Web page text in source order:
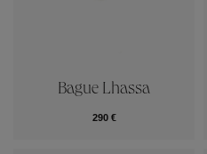
Bague Lhassa
290 €